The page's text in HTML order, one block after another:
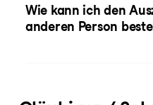
Wie kann ich den
anderen Person